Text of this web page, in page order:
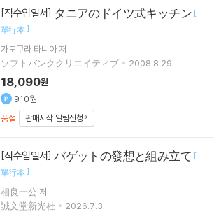
[직수입일서] タニアのドイツ式キッチン [
單行本]
가도쿠라 타니아저
ソフトバンククリエイティブ
2008.8.29.
18,090원
910원
품절
판매시작 알림신청
[직수입일서] バゲットの發想と組み立て [
單行本]
相良一公 저
誠文堂新光社
2026.7.3.